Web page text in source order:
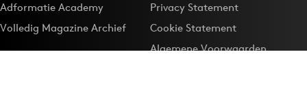
Adformatie Academy
Volledig Magazine Archief
Privacy Statement
Cookie Statement
Algemene Voorwaarden